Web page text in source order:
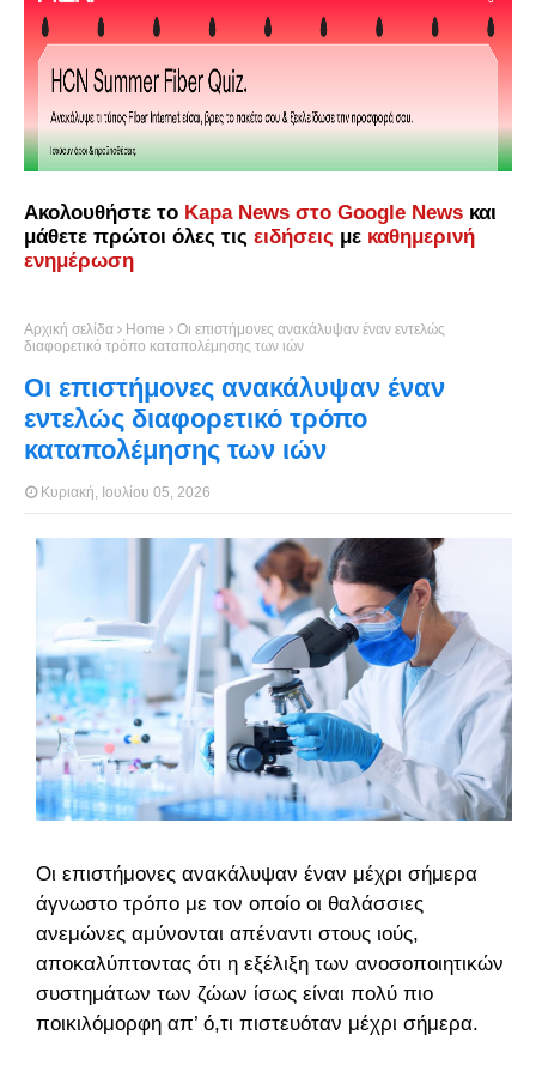
Ακολουθήστε το Kapa News στο Google News και
μάθετε πρώτοι όλες τις ειδήσεις με καθημερινή
ενημέρωση
Αρχική σελίδα Home
Οι επιστήμονες ανακάλυψαν έναν εντελώς
διαφορετικό τρόπο καταπολέμησης των ιών
Οι επιστήμονες ανακάλυψαν έναν
εντελώς διαφορετικό τρόπο
καταπολέμησης των ιών
Κυριακή, Ιουλίου 05, 2026
Οι επιστήμονες ανακάλυψαν έναν μέχρι σήμερα
άγνωστο τρόπο με τον οποίο οι θαλάσσιες
ανεμώνες αμύνονται απέναντι στους ιούς,
αποκαλύπτοντας ότι η εξέλιξη των ανοσοποιητικών
συστημάτων των ζώων ίσως είναι πολύ πιο
ποικιλόμορφη απ’ ό,τι πιστευόταν μέχρι σήμερα.